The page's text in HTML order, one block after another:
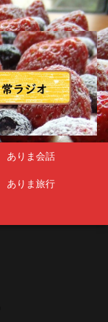
ありま会話
ありま旅行